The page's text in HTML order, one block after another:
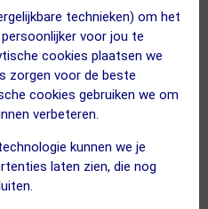
technieken) om het
voor jou te
cookies plaatsen we
zorgen voor de beste
cookies gebruiken we om
verbeteren.
kunnen we je
laten zien, die nog
in huis
Korte Mouwen Roze Da...